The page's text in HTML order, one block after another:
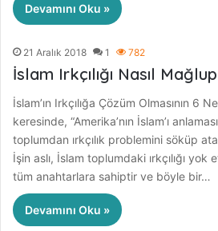
Devamını Oku »
21 Aralık 2018 1 782
İslam Irkçılığı Nasıl
İslam’ın Irkçılığa Çözüm Olmasının 6
keresinde, “Amerika’nın İslam’ı
toplumdan ırkçılık problemini söküp
İşin aslı, İslam toplumdaki ırkçılığı
tüm anahtarlara sahiptir ve böyle bir…
Devamını Oku »